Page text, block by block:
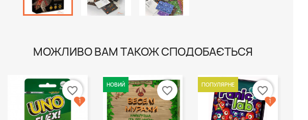
МОЖЛИВО ВАМ ТАКОЖ СПОДОБАЄТЬСЯ
favorite_border
1
НОВИЙ
favorite_border
ПОПУЛЯРНЕ
favorite_border
1